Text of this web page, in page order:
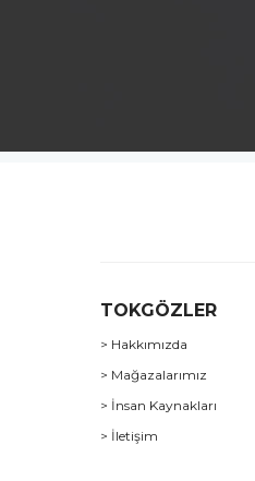
TOKGÖZLER
> Hakkımızda
> Mağazalarımız
> İnsan Kaynakları
> İletişim